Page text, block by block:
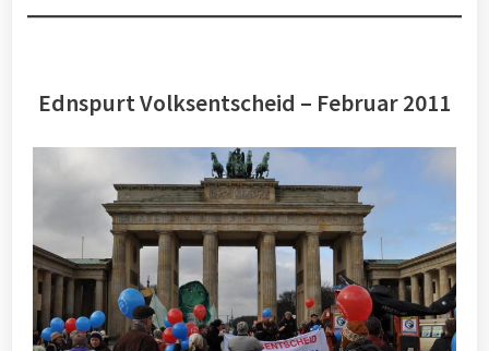
Ednspurt Volksentscheid – Februar 2011